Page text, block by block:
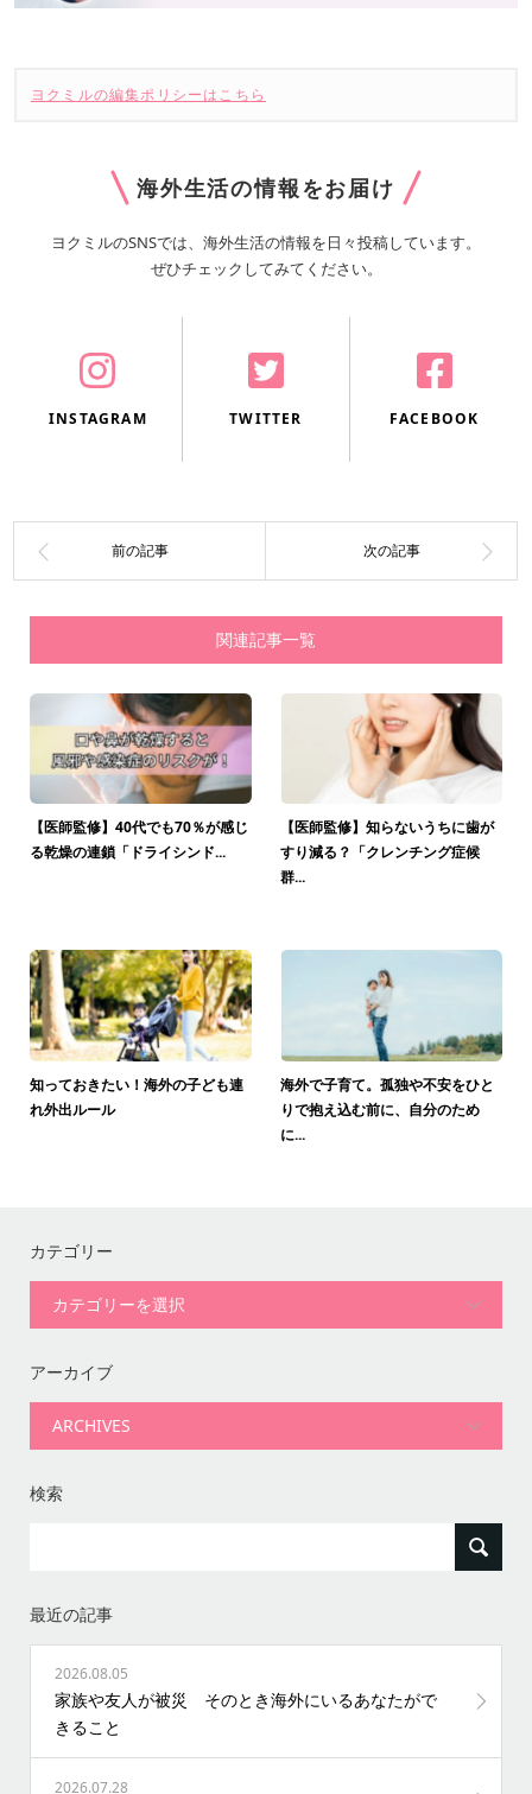
ヨクミルの編集ポリシーはこちら
海外生活の情報をお届け
ヨクミルのSNSでは、 海外生活の情報を日々投稿しています。
ぜひチェックしてみてください。
INSTAGRAM TWITTER FACEBOOK
関連記事一覧
【医師監修】40代でも70％が感じ
る乾燥の連鎖「ドライシンド...
【医師監修】知らないうちに歯が
すり減る？「クレンチング症候
群...
知っておきたい！海外の子ども連
れ外出ルール
海外で子育て。孤独や不安をひと
りで抱え込む前に、自分のため
に...
カテゴリー
アーカイブ
検索
最近の記事
2026.08.05
家族や友人が被災 そのとき海外にいるあなたがで
きること
2026.07.28